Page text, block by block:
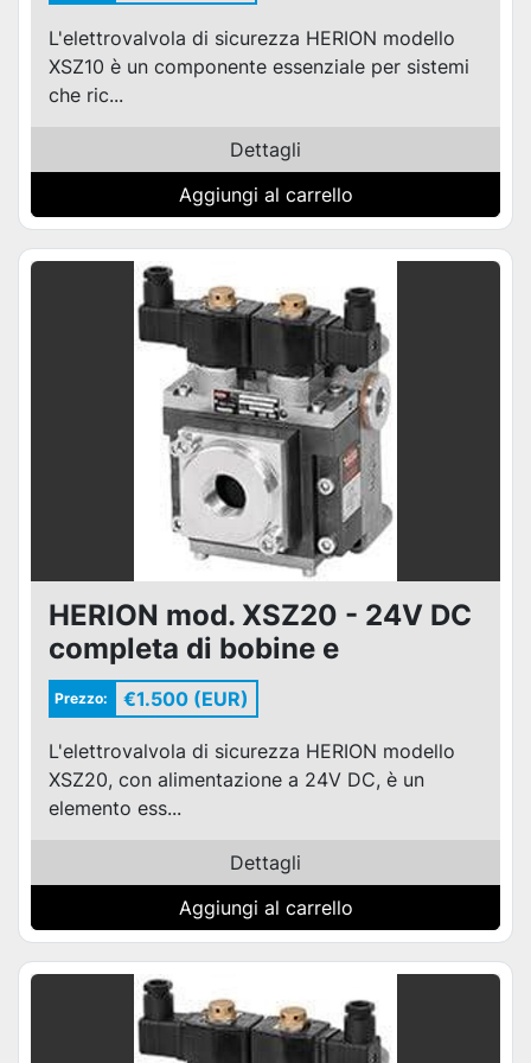
L'elettrovalvola di sicurezza HERION modello
XSZ10 è un componente essenziale per sistemi
che ric...
Dettagli
Aggiungi al carrello
HERION mod. XSZ20 - 24V DC
completa di bobine e
connettori
Prezzo: €1.500 (EUR)
L'elettrovalvola di sicurezza HERION modello
XSZ20, con alimentazione a 24V DC, è un
elemento ess...
Dettagli
Aggiungi al carrello